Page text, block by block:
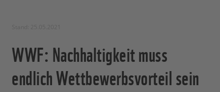
WWF: Nachhaltigkeit muss
endlich Wettbewerbsvorteil sein